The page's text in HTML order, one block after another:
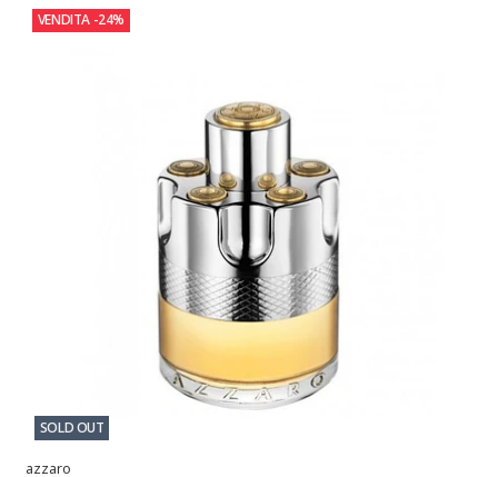
VENDITA -24%
SOLD OUT
azzaro